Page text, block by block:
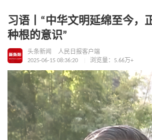
习语丨“中华文明延绵至今，
种根的意识”
头条新闻
人民日报客户端
2025-06-15 08:36:20
浏览量：5.66万+